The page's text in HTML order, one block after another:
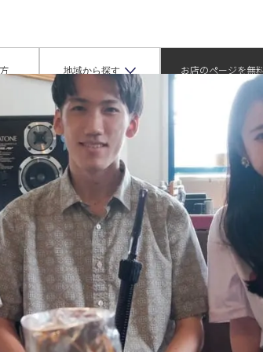
地域から探す お店のページを無
フェ プレイストゥービー）